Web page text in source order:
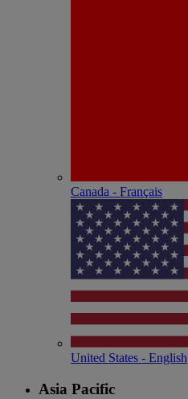
Canada - Français
United States - English
Asia Pacific